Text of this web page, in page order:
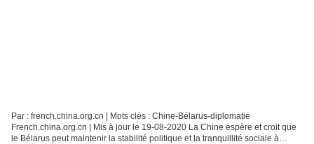
Par : french.china.org.cn | Mots clés : Chine-Bélarus-diplomatie
French.china.org.cn | Mis à jour le 19-08-2020 La Chine espère et croit que
le Bélarus peut maintenir la stabilité politique et la tranquillité sociale à